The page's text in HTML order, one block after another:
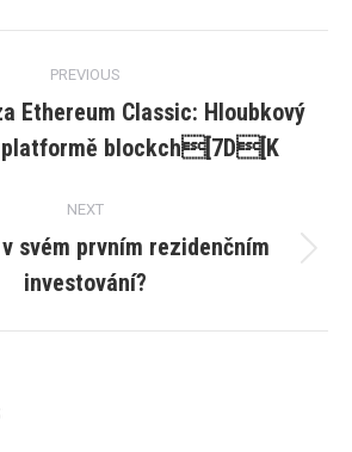
PREVIOUS
post:
Ethereum Classic: Hloubkový
platformě blockch[7D[K
NEXT
post:
svém prvním rezidenčním
investování?